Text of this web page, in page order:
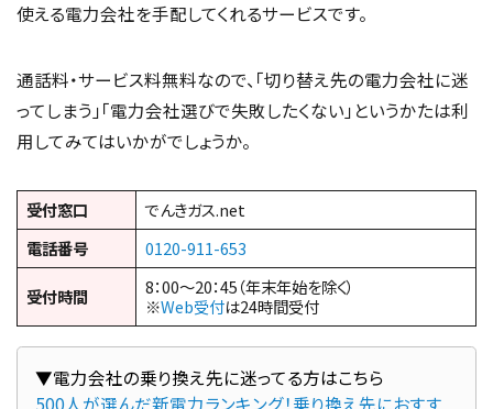
使える電力会社を手配してくれるサービスです。
通話料・サービス料無料なので、「切り替え先の電力会社に迷
ってしまう」「電力会社選びで失敗したくない」というかたは利
用してみてはいかがでしょうか。
受付窓口
でんきガス.net
電話番号
0120-911-653
受付時間
8：00～20：45（年末年始を除く）
※Web受付は24時間受付
500人が選んだ新電力ランキング！乗り換え先におすす